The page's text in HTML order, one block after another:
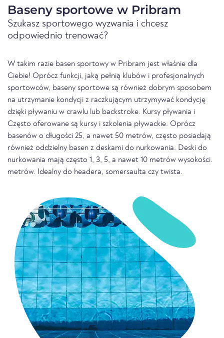
Baseny sportowe w Pribram
Szukasz sportowego wyzwania i chcesz
odpowiednio trenować?
W takim razie basen sportowy w Pribram jest właśnie dla
Ciebie! Oprócz funkcji, jaką pełnią klubów i profesjonalnych
sportowców, baseny sportowe są również dobrym sposobem
na utrzymanie kondycji z raczkującym utrzymywać kondycję
dzięki pływaniu w crawlu lub backstroke. Kursy pływania i
Często oferowane są kursy i szkolenia pływackie. Oprócz
basenów o długości 25, a nawet 50 metrów, często posiadają
również oddzielny basen z deskami do nurkowania. Deski do
nurkowania mają często 1, 3, 5, a nawet 10 metrów wysokości.
metrów. Idealny do headera, somersaulta czy twista.